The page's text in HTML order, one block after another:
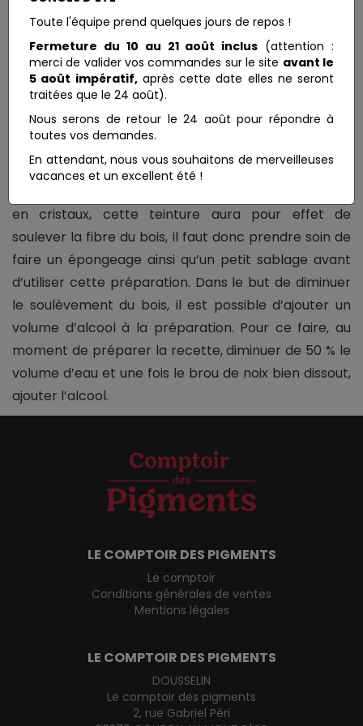
d’extrait de Cassel. Ajouter les cristaux à l’eau et
mélanger bien le tout. Comme plusieurs pigments
naturels, au moment de la préparation, plus on
ajoute de cristaux à l’eau plus on accentue la
coloration. Conserver la préparation dans un
récipient hermétique à l’abri de la lumière.
RECOMMANDATION :
en cristaux, cette teinture aura pour effet de
soulever la fibre du bois, il faut donc prendre soin de
faire un épongeage ainsi qu’un petit sablage avant
d’utiliser cette préparation. Dans le but de diminuer
le soulèvement du bois, il est possible d’ajouter un
volume d’alcool à la préparation. Pour ce faire, au
moment de préparer la recette, diminuer de 50 % le
volume d’eau et une fois le brou de noix bien dissout,
ajouter l’alcool.
LE COMPTOIR DES PIGMENTS
Le comptoir
Conditions générales de ventes
Mentions légales
LE COMPTOIR DES PIGMENTS
DOUSSELIN
Le comptoir des pigments
2, rue Gabriel Péri
Toute l'équipe prend quelques jours de repos !
Fermeture du 10 au 21 août inclus (attention :
merci de valider vos commandes sur le site avant le
5 août impératif,après cette date elles ne seront
traitées que le 24 août).
Nous serons de retour le 24 août pour répondre à
toutes vos demandes.
En attendant, nous vous souhaitons de merveilleuses
vacances et un excellent été !